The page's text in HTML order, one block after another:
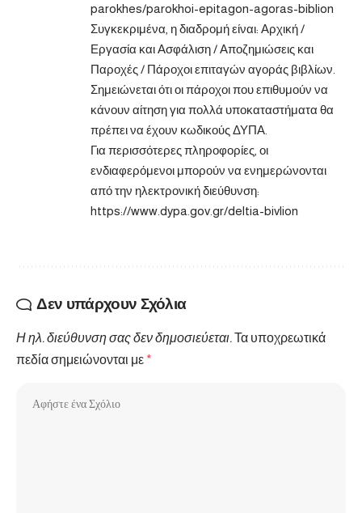
parokhes/parokhoi-epitagon-agoras-biblion
Συγκεκριμένα, η διαδρομή είναι: Αρχική /
Εργασία και Ασφάλιση / Αποζημιώσεις και
Παροχές / Πάροχοι επιταγών αγοράς βιβλίων.
Σημειώνεται ότι οι πάροχοι που επιθυμούν να
κάνουν αίτηση για πολλά υποκαταστήματα θα
πρέπει να έχουν κωδικούς ΔΥΠΑ.
Για περισσότερες πληροφορίες, οι
ενδιαφερόμενοι μπορούν να ενημερώνονται
από την ηλεκτρονική διεύθυνση:
https://www.dypa.gov.gr/deltia-bivlion
Δεν υπάρχουν Σχόλια
Η ηλ. διεύθυνση σας δεν δημοσιεύεται.Τα υποχρεωτικά
πεδία σημειώνονται με *